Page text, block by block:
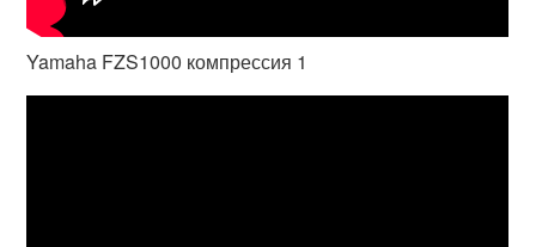
Yamaha FZS1000 компрессия 1